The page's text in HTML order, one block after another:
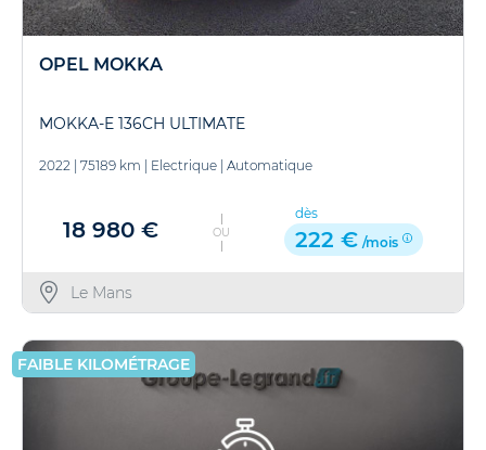
OPEL MOKKA
MOKKA-E 136CH ULTIMATE
2022 | 75189 km | Electrique | Automatique
18 980 € OU
dès
222 € /mois
Le Mans
FAIBLE KILOMÉTRAGE